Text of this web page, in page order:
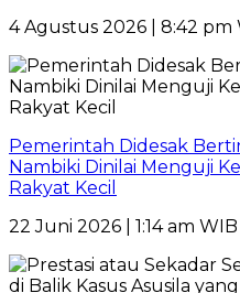
4 Agustus 2026 | 8:42 pm
Pemerintah Didesak
Nambiki Dinilai Menguji
Rakyat Kecil
22 Juni 2026 | 1:14 am WIB